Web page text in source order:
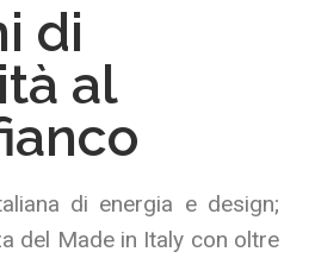
di
al
di energia e design;
del Made in Italy con oltre